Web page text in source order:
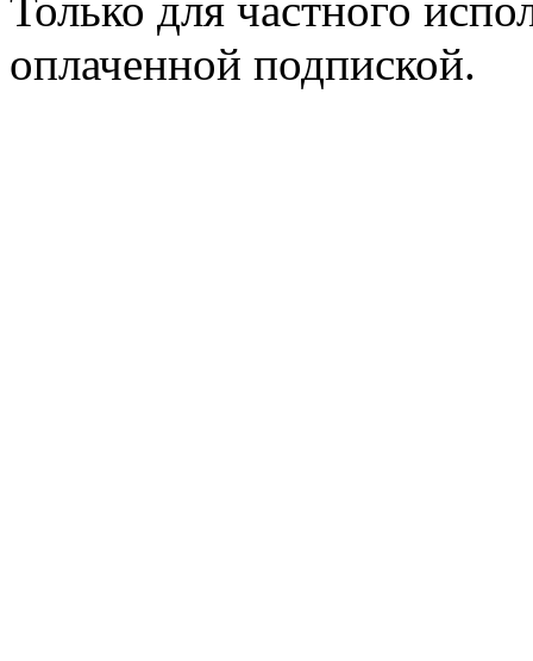
оплаченной подпиской.